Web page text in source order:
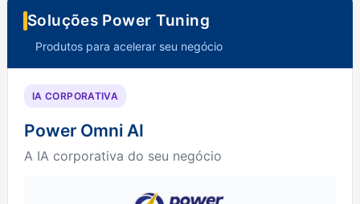
Soluções Power Tuning
Produtos para acelerar seu negócio
IA CORPORATIVA
Power Omni AI
A IA corporativa do seu negócio